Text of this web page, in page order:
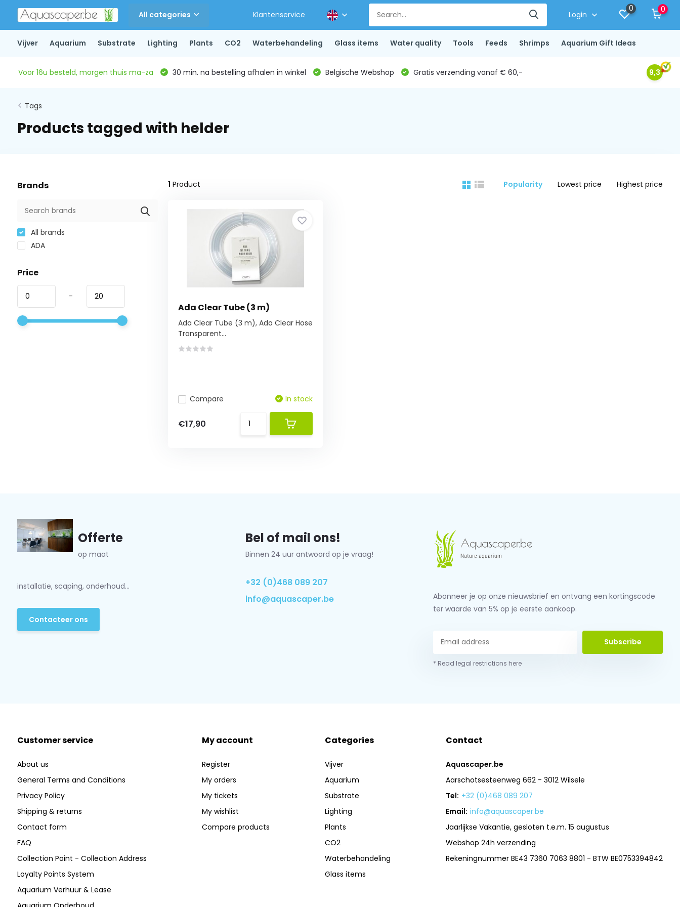
All categories Klantenservice Login
0 0
Vijver Aquarium Substrate Lighting Plants CO2 Waterbehandeling Glass items Water quality Tools Feeds Shrimps Aquarium Gift Ideas
Voor 16u besteld, morgen thuis ma-za 30 min. na bestelling afhalen in winkel Belgische Webshop Gratis verzending vanaf € 60,- 9,3
Tags
Products tagged with helder
Brands
All brands
ADA
Price
-
1 Product Popularity Lowest price Highest price
Ada Clear Tube (3 m)
Ada Clear Tube (3 m), Ada Clear Hose
Transparent...
Compare In stock
€17,90
Offerte
op maat
installatie, scaping, onderhoud...
Contacteer ons
Bel of mail ons!
Binnen 24 uur antwoord op je vraag!
+32 (0)468 089 207
info@aquascaper.be
Abonneer je op onze nieuwsbrief en ontvang een kortingscode
ter waarde van 5% op je eerste aankoop.
Subscribe
* Read legal restrictions here
Customer service
About us
General Terms and Conditions
Privacy Policy
Shipping & returns
Contact form
FAQ
Collection Point - Collection Address
Loyalty Points System
Aquarium Verhuur & Lease
My account
Register
My orders
My tickets
My wishlist
Compare products
Categories
Vijver
Aquarium
Substrate
Lighting
Plants
CO2
Waterbehandeling
Glass items
Contact
Aquascaper.be
Aarschotsesteenweg 662 - 3012 Wilsele
Tel: +32 (0)468 089 207
Email: info@aquascaper.be
Jaarlijkse Vakantie, gesloten t.e.m. 15 augustus
Webshop 24h verzending
Rekeningnummer BE43 7360 7063 8801 - BTW BE0753394842